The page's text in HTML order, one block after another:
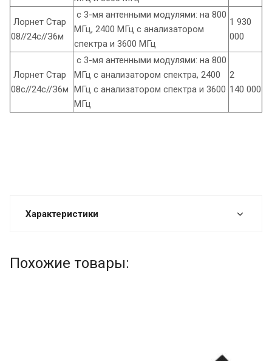
Лорнет Стар
08//24c//З6м
с 3-мя антенными модулями: на 800
МГц, 2400 МГц с анализатором
спектра и 3600 МГц
1 930
000
Лорнет Стар
08с//24c//З6м
с 3-мя антенными модулями: на 800
МГц с анализатором спектра, 2400
МГц с анализатором спектра и 3600
МГц
2
140 000
Характеристики
Похожие товары: